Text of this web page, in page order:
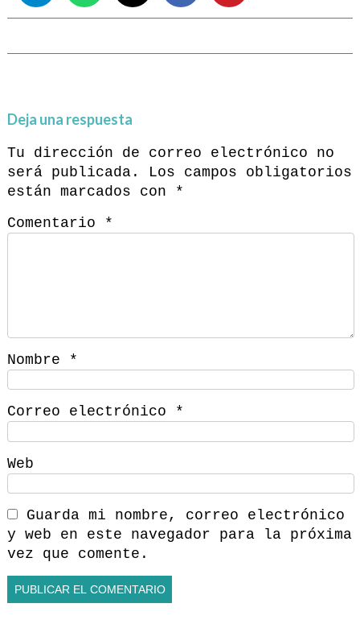
Deja una respuesta
Tu dirección de correo electrónico no
será publicada.
Los campos obligatorios
están marcados con
*
Comentario
*
Nombre *
Correo electrónico *
Web
Guarda mi nombre, correo electrónico
y web en este navegador para la próxima
vez que comente.